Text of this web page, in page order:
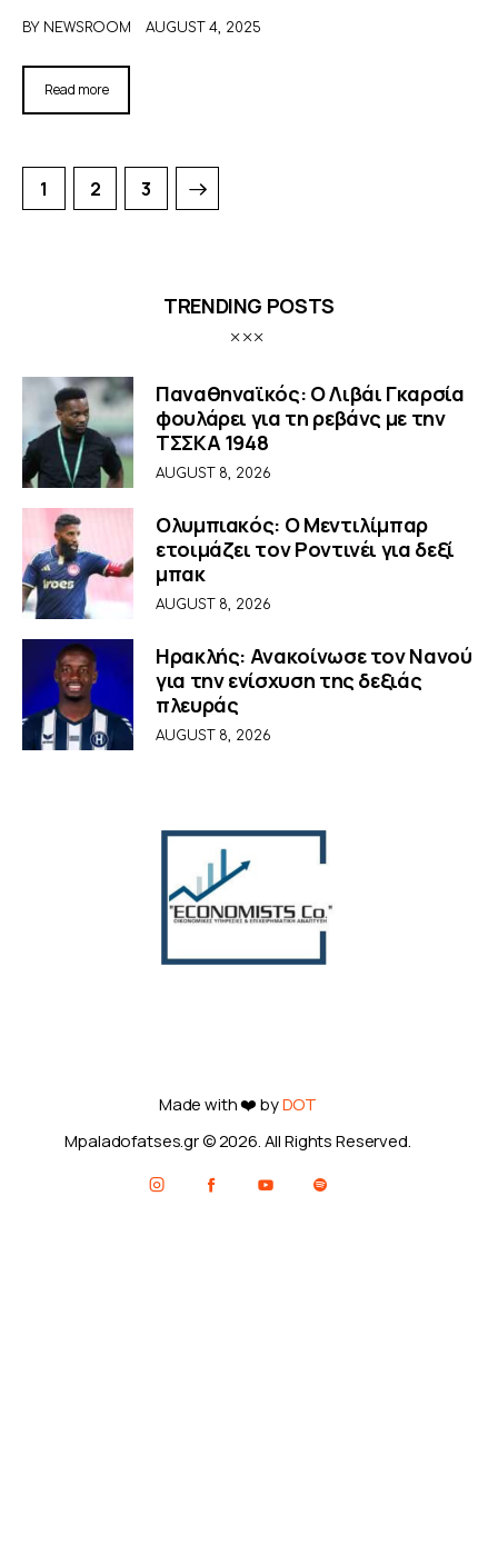
BY NEWSROOM AUGUST 4, 2025
Read more
1 2 3
>
TRENDING POSTS
Παναθηναϊκός: Ο Λιβάι Γκαρσία
φουλάρει για τη ρεβάνς με την
ΤΣΣΚΑ 1948
AUGUST 8, 2026
Ολυμπιακός: Ο Μεντιλίμπαρ
ετοιμάζει τον Ροντινέι για δεξί
μπακ
AUGUST 8, 2026
Ηρακλής: Ανακοίνωσε τον Νανού
για την ενίσχυση της δεξιάς
πλευράς
AUGUST 8, 2026
Made with ❤️ byDOT
Mpaladofatses.gr © 2026. All Rights Reserved.